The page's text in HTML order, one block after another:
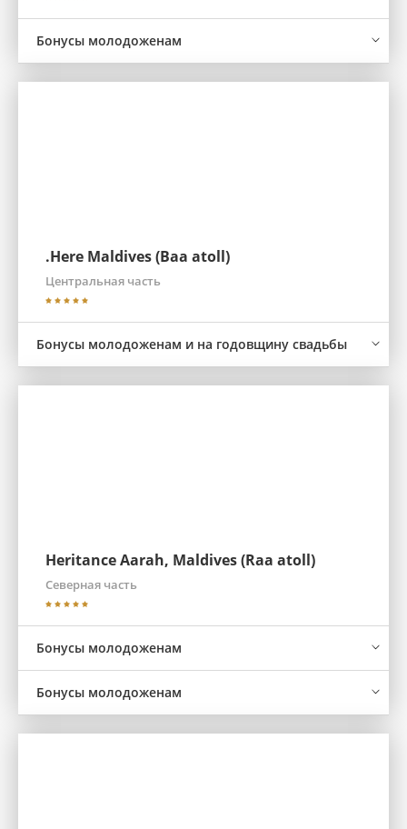
Бонусы молодоженам
.Here Maldives (Baa atoll)
Центральная часть
Бонусы молодоженам и на годовщину свадьбы
Heritance Aarah, Maldives (Raa atoll)
Северная часть
Бонусы молодоженам
Бонусы молодоженам